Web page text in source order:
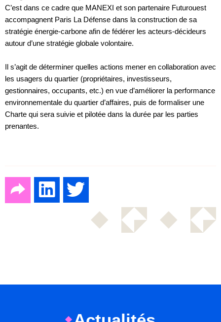
C’est dans ce cadre que MANEXI et son partenaire Futurouest
accompagnent Paris La Défense dans la construction de sa
stratégie énergie-carbone afin de fédérer les acteurs-décideurs
autour d’une stratégie globale volontaire.
Il s’agit de déterminer quelles actions mener en collaboration avec
les usagers du quartier (propriétaires, investisseurs,
gestionnaires, occupants, etc.) en vue d’améliorer la performance
environnementale du quartier d’affaires, puis de formaliser une
Charte qui sera suivie et pilotée dans la durée par les parties
prenantes.